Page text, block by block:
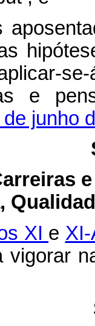
e
junho
XI e
vigorar